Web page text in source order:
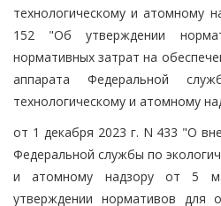
технологическому и атомному
152 "Об утверждении
нормативных затрат на
аппарата Федеральной
технологическому и атомному
от 1 декабря 2023 г. N 433 "О
Федеральной службы по
и атомному надзору от 5
утверждении нормативов для